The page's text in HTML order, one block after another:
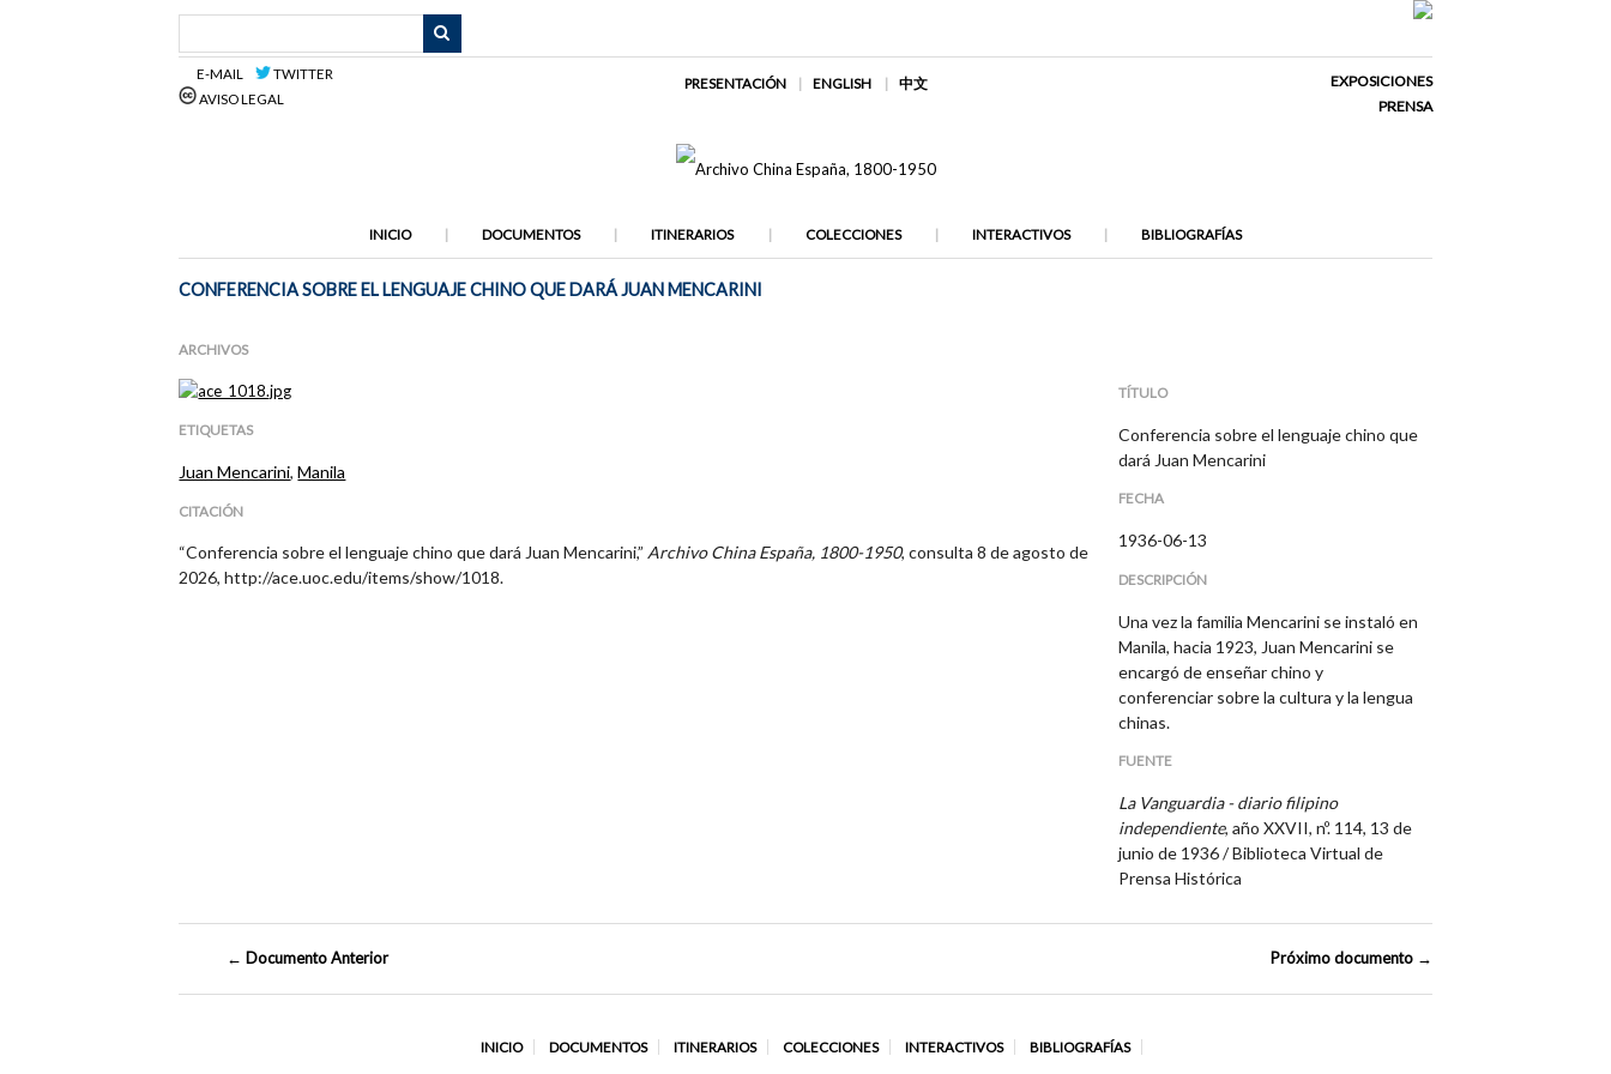
E-MAIL
TWITTER
AVISO LEGAL
PRESENTACIÓN ENGLISH 中文
EXPOSICIONES
PRENSA
INICIO DOCUMENTOS ITINERARIOS COLECCIONES INTERACTIVOS BIBLIOGRAFÍAS
CONFERENCIA SOBRE EL LENGUAJE CHINO QUE DARÁ JUAN MENCARINI
ARCHIVOS
ETIQUETAS
Juan Mencarini,Manila
CITACIÓN
“Conferencia sobre el lenguaje chino que dará Juan Mencarini,”Archivo China España, 1800-1950, consulta 8 de agosto de
2026,http://ace.uoc.edu/items/show/1018.
TÍTULO
Conferencia sobre el lenguaje chino que
dará Juan Mencarini
FECHA
1936-06-13
DESCRIPCIÓN
Una vez la familia Mencarini se instaló en
Manila, hacia 1923, Juan Mencarini se
encargó de enseñar chino y
conferenciar sobre la cultura y la lengua
chinas.
FUENTE
La Vanguardia - diario filipino
independiente, año XXVII, nº. 114, 13 de
junio de 1936 / Biblioteca Virtual de
Prensa Histórica
← Documento Anterior Próximo documento →
INICIO DOCUMENTOS ITINERARIOS COLECCIONES INTERACTIVOS BIBLIOGRAFÍAS